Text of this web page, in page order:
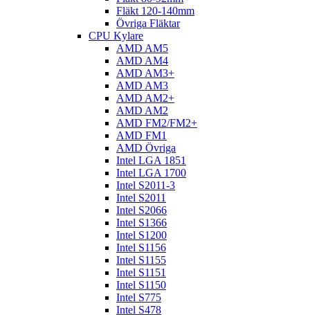
Fläkt 120-140mm
Övriga Fläktar
CPU Kylare
AMD AM5
AMD AM4
AMD AM3+
AMD AM3
AMD AM2+
AMD AM2
AMD FM2/FM2+
AMD FM1
AMD Övriga
Intel LGA 1851
Intel LGA 1700
Intel S2011-3
Intel S2011
Intel S2066
Intel S1366
Intel S1200
Intel S1156
Intel S1155
Intel S1151
Intel S1150
Intel S775
Intel S478